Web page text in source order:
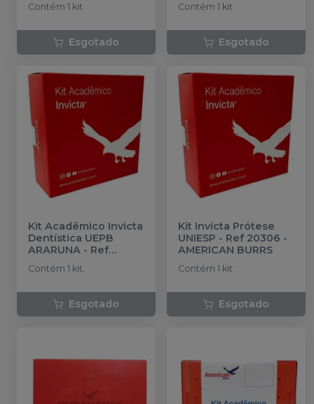
Contém 1 kit.
Esgotado
Contém 1 kit.
Esgotado
Kit Acadêmico Invicta
Dentística UEPB
ARARUNA - Ref
BURRS
Contém 1 kit.
Esgotado
Kit Invicta Prótese
UNIESP - Ref 20306 -
AMERICAN BURRS
Contém 1 kit.
Esgotado